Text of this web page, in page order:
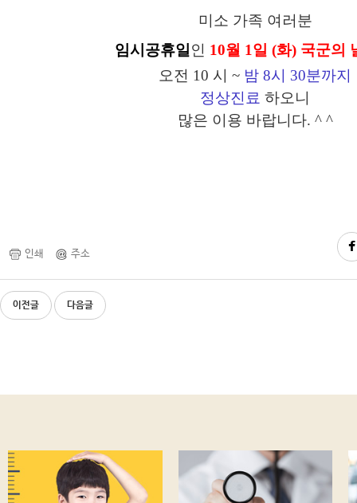
미소 가족 여러분
임시공휴일 인 10월 1일 (화) 국군의
오전 10 시 ~ 밤 8시 30분까지
정상진료 하오 니
많은 이용 바랍니다. ^ ^
인쇄 주소
이전글 다음글